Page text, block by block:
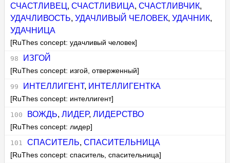
СЧАСТЛИВЕЦ ,СЧАСТЛИВИЦА,СЧАСТЛИВЧИК,
УДАЧЛИВОСТЬ,УДАЧЛИВЫЙ ЧЕЛОВЕК,УДАЧНИК,
УДАЧНИЦА
[RuThes concept: удачливый человек]
ИЗГОЙ
[RuThes concept: изгой, отверженный]
ИНТЕЛЛИГЕНТ, ИНТЕЛЛИГЕНТКА
[RuThes concept: интеллигент]
ВОЖДЬ, ЛИДЕР, ЛИДЕРСТВО
[RuThes concept: лидер]
СПАСИТЕЛЬ, СПАСИТЕЛЬНИЦА
[RuThes concept: спаситель, спасительница]